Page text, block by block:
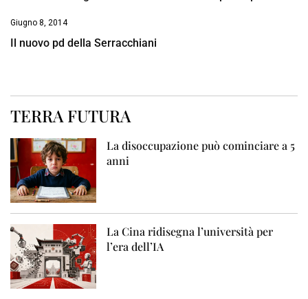
Giugno 8, 2014
Il nuovo pd della Serracchiani
TERRA FUTURA
La disoccupazione può cominciare a 5
anni
La Cina ridisegna l’università per
l’era dell’IA